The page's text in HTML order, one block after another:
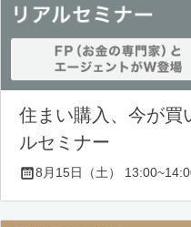
住まい購入、今が買
ルセミナー
8月15日（土）